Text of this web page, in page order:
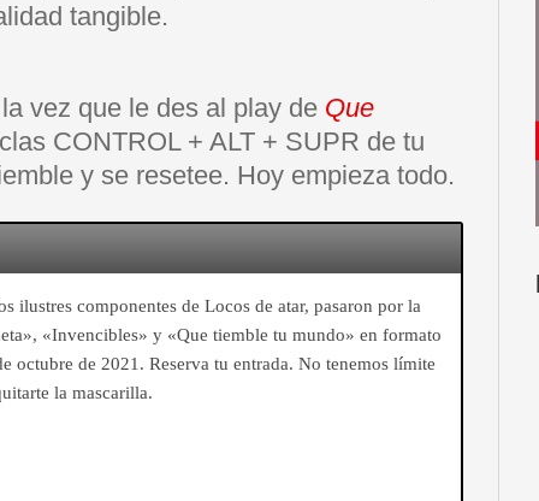
tangible.
vez que le des al play de Que
CONTROL + ALT + SUPR de tu
y se resetee. Hoy empieza todo.
ilustres componentes de Locos de atar, pasaron por la
«Invencibles» y «Que tiemble tu mundo» en formato
octubre de 2021. Reserva tu entrada. No tenemos límite
la mascarilla.